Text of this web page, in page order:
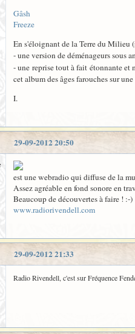
Gâsh
Freeze
En s'éloignant de la Terre du Milieu
- une version de déménageurs sous
- une reprise tout à fait étonnante et
cet album des âges farouches sur
I.
29-09-2012 20:50
est une webradio qui diffuse de la
Assez agréable en fond sonore en
Beaucoup de découvertes à faire ! :-)
www.radiorivendell.com
29-09-2012 21:33
Radio Rivendell, c'est sur Fréquence